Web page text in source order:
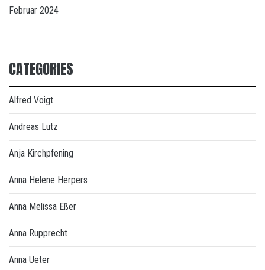
Februar 2024
CATEGORIES
Alfred Voigt
Andreas Lutz
Anja Kirchpfening
Anna Helene Herpers
Anna Melissa Eßer
Anna Rupprecht
Anna Ueter